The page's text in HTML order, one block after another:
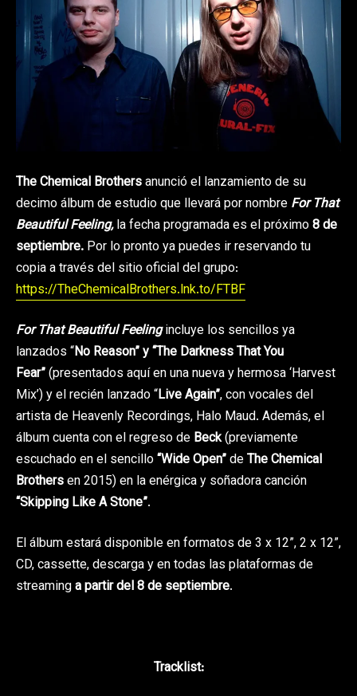
The Chemical Brothersanunció el lanzamiento de su
decimo álbum de estudio que llevará por nombre For That
Beautiful Feeling,la fecha programada es el próximo8 de
septiembre. Por lo pronto ya puedes ir reservando tu
copia a través del sitio oficial del grupo:
https://TheChemicalBrothers.lnk.to/FTBF
For That Beautiful Feelingincluye los sencillos ya
lanzados “No Reason” y “The Darkness That You
Fear”(presentados aquí en una nueva y hermosa ‘Harvest
Mix’) y el recién lanzado “Live Again”, con vocales del
artista de Heavenly Recordings, Halo Maud. Además, el
álbum cuenta con el regreso de Beck(previamente
escuchado en el sencillo“Wide Open”deThe Chemical
Brothersen 2015) en la enérgica y soñadora canción
“Skipping Like A Stone”.
El álbum estará disponible en formatos de 3 x 12”, 2 x 12”,
CD, cassette, descarga y en todas las plataformas de
streaminga partir del 8 de septiembre.
Tracklist: